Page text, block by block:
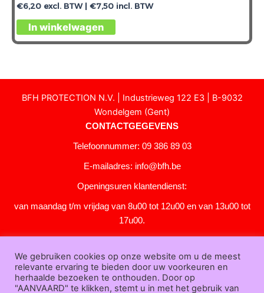
€6,20 excl. BTW | €7,50 incl. BTW
In winkelwagen
BFH PROTECTION N.V. | Industrieweg 122 E3 | B-9032
Wondelgem (Gent)
CONTACTGEGEVENS
Telefoonnummer: 09 386 89 03
E-mailadres: info@bfh.be
Openingsuren klantendienst:
van maandag t/m vrijdag van 8u00 tot 12u00 en van 13u00 tot
17u00.
KLANTENSERVICE
Over
ons|Bedrijfsgegevens|F.A.Q.|Bestelprocedure|Betaling|
We gebruiken cookies op onze website om u de meest
relevante ervaring te bieden door uw voorkeuren en
herhaalde bezoeken te onthouden. Door op
"AANVAARD" te klikken, stemt u in met het gebruik van